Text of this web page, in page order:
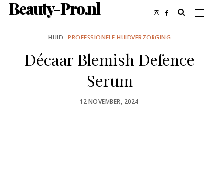
Beauty-Pro.nl
HUID PROFESSIONELE HUIDVERZORGING
Décaar Blemish Defence
Serum
POSTED
12 NOVEMBER, 2024